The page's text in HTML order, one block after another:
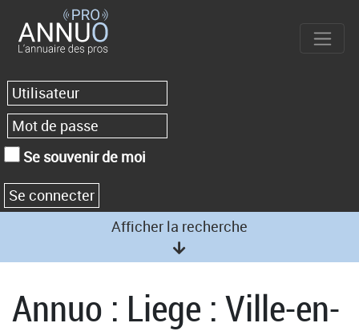
Se souvenir de moi
Afficher la recherche
Annuo : Liege : Ville-en-